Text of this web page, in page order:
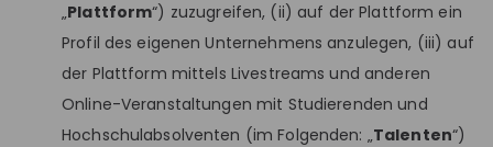
„Plattform“) zuzugreifen, (ii) auf der Plattform ein
Profil des eigenen Unternehmens anzulegen, (iii) auf
der Plattform mittels Livestreams und anderen
Online-Veranstaltungen mit Studierenden und
Hochschulabsolventen (im Folgenden: „Talenten“)